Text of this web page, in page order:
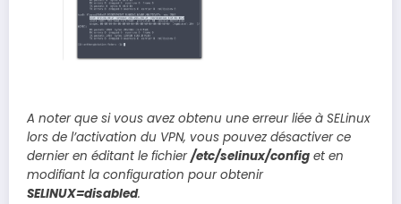
A noter que si vous avez obtenu une erreur liée à SELinux
lors de l’activation du VPN, vous pouvez désactiver ce
dernier en éditant le fichier/etc/selinux/config et en
modifiant la configuration pour obtenir
SELINUX=disabled.